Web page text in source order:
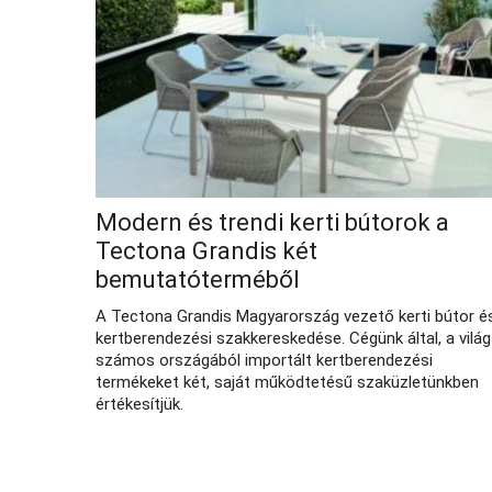
Modern és trendi kerti bútorok a
Tectona Grandis két
bemutatóterméből
A Tectona Grandis Magyarország vezető kerti bútor
kertberendezési szakkereskedése. Cégünk által, a világ
számos országából importált kertberendezési
termékeket két, saját működtetésű szaküzletünkben
értékesítjük.